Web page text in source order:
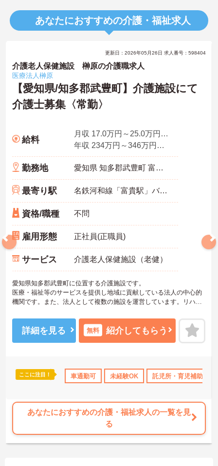
あなたにおすすめの介護・福祉求人
無資格OK 年間休日110日以上 ブランクOK 資格取得
更新日：2026年05月26日 求人番号：598404
介護老人保健施設 榊原の介護職求人
医療法人榊原
【愛知県/知多郡武豊町】介護施設にて
介護士募集〈常勤〉
給料
月収 17.0万円～25.0万円程度（諸手当込）
年収 234万円～346万円程度（諸手当込）
勤務地 愛知県 知多郡武豊町 富貴西側108-5
最寄り駅 名鉄河和線「富貴駅」バス・車10分
資格/職種 不問
雇用形態 正社員(正職員)
サービス 介護老人保健施設（老健）
愛知県知多郡武豊町に位置する介護施設です。
医療・福祉等のサービスを提供し地域に貢献している法人の中心的
機関です。また、法人として複数の施設を運営しています。リハビ
者が住み慣れた地域で暮らせるようサポートしています。
施設内に託児所を設け、子育て中の方も活躍できる環境づくりをし
詳細を見る 無料 紹介してもらう
ここに注目！ 車通勤可 未経験OK 託児所・育児補助
あなたにおすすめの介護・福祉求人の一覧を見
る